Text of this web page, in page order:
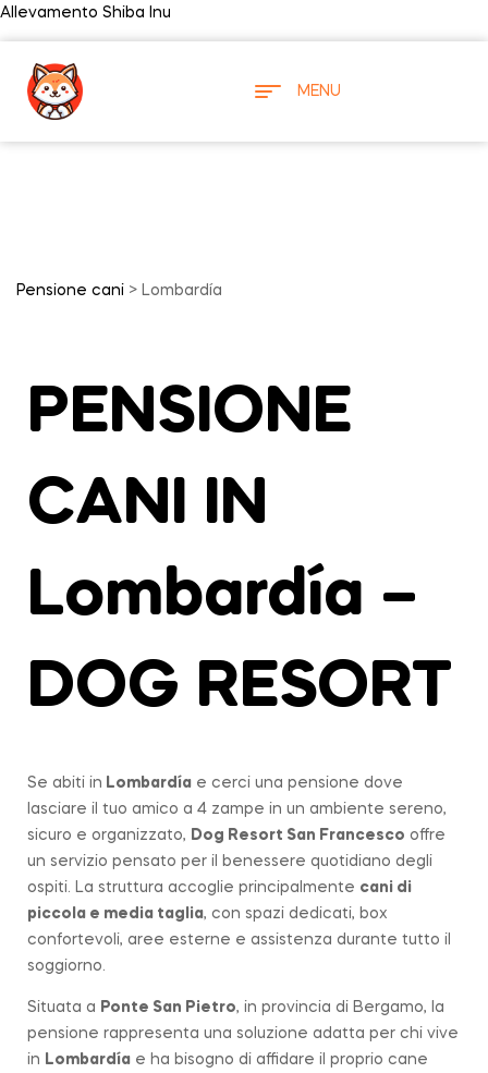
Allevamento Shiba Inu
MENU
Pensione cani > Lombardía
PENSIONE
CANI IN
Lombardía –
DOG RESORT
Se abiti in Lombardía e cerci una pensione dove
lasciare il tuo amico a 4 zampe in un ambiente sereno,
sicuro e organizzato, Dog Resort San Francesco offre
un servizio pensato per il benessere quotidiano degli
ospiti. La struttura accoglie principalmente cani di
piccola e media taglia, con spazi dedicati, box
confortevoli, aree esterne e assistenza durante tutto il
soggiorno.
Situata a Ponte San Pietro, in provincia di Bergamo, la
pensione rappresenta una soluzione adatta per chi vive
in Lombardía e ha bisogno di affidare il proprio cane